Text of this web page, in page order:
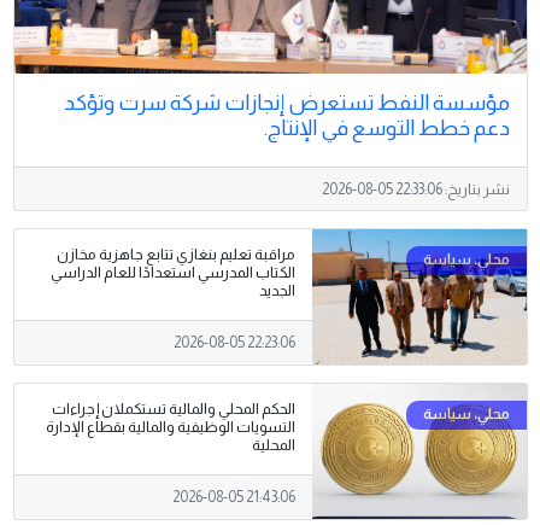
مؤسسة النفط تستعرض إنجازات شركة سرت وتؤكد
دعم خطط التوسع في الإنتاج.
نشر بتاريخ:2026-08-05 22:33:06
مراقبة تعليم بنغازي تتابع جاهزية مخازن
الكتاب المدرسي استعدادًا للعام الدراسي
الجديد
2026-08-05 22:23:06
الحكم المحلي والمالية تستكملان إجراءات
التسويات الوظيفية والمالية بقطاع الإدارة
المحلية
2026-08-05 21:43:06